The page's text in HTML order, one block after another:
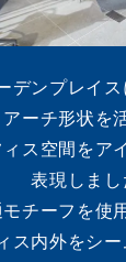
デンプレイ
アーチ形状を
ィス空間をア
表現しまし
モチーフを使
ス内外をシ